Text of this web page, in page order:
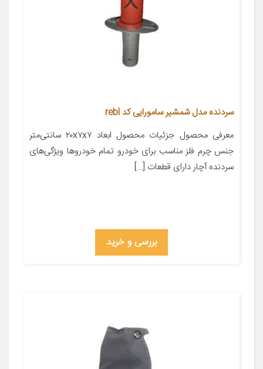
سردنده مدل شمشیر سامورایی کد rebl
معرفی محصول جزئیات محصول ابعاد ۲۰x۷x۷ سانتی‌متر
جنس چرم فلز مناسب برای خودرو تمام خودروها ویژگی‌های
سردنده آچار دارای قطعات […]
بررسی و خرید